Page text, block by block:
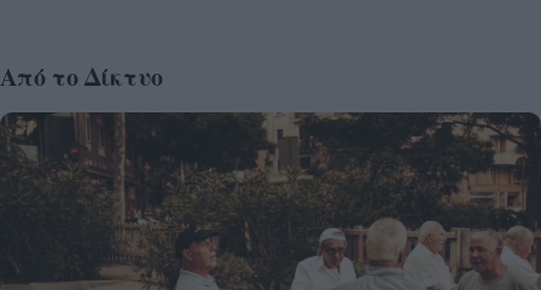
Από το Δίκτυο